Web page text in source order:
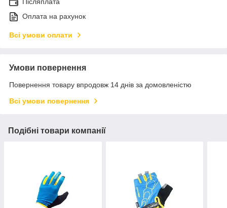
Післяплата
Оплата на рахунок
Всі умови оплати
Умови повернення
Повернення товару впродовж 14 днів за домовленістю
Всі умови повернення
Подібні товари компанії